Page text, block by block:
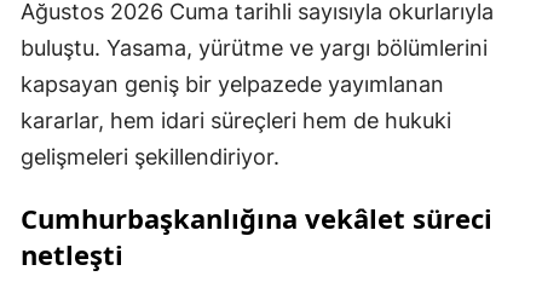
Ağustos 2026 Cuma tarihli sayısıyla okurlarıyla
buluştu. Yasama, yürütme ve yargı bölümlerini
kapsayan geniş bir yelpazede yayımlanan
kararlar, hem idari süreçleri hem de hukuki
gelişmeleri şekillendiriyor.
Cumhurbaşkanlığına vekâlet süreci
netleşti